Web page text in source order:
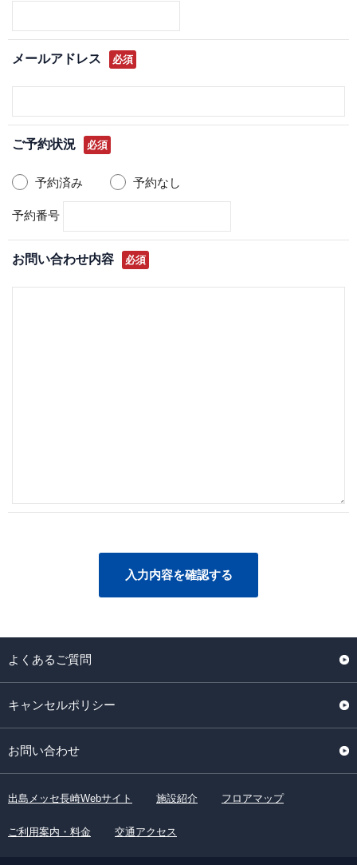
メールアドレス 必須
ご予約状況 必須
予約済み 予約なし
予約番号
お問い合わせ内容 必須
入力内容を確認する
よくあるご質問
キャンセルポリシー
お問い合わせ
出島メッセ長崎Webサイト 施設紹介 フロアマップ
ご利用案内・料金 交通アクセス